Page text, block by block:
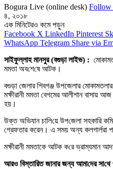
Bogura Live (online desk) Follow
৪, ২০১৮
এক মিনিটেরও কমে পড়ুন
Facebook X LinkedIn Pinterest
WhatsApp Telegram Share via
সাইফুল্লাহ মানসুর (বগুড়া লাইভ) :
মমতা‌ অব‌শে‌ষে আটক।
বগুড়া জেলার শিবগ‌ঞ্জ উপজেলার মোকামতলার
মক্ষীরানী মমতা বেগমের আলীশান বাসায়
হয়।
উক্ত অভিযান চা‌লি‌য়ে‌ উপ‌জেলা সহকা‌রি
গ্রেফতার করেন। এ সময় অন্য কলগার্লরা
মক্ষীরানী মমতাকে আটক ক‌রে ভ্রাম্যমান
আরও বিস্তা‌রিত জানার জন্য আমা‌দের সা‌থে